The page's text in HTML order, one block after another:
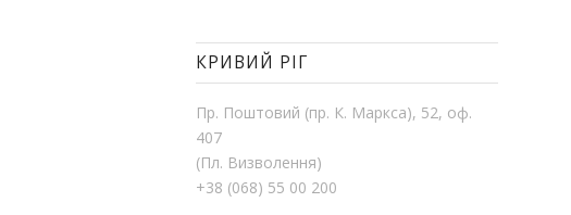
КРИВИЙ РІГ
Пр. Поштовий (пр. К. Маркса), 52, оф.
407
(Пл. Визволення)
+38 (068) 55 00 200